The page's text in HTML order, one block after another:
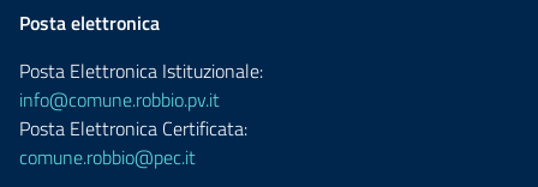
Posta elettronica
Posta Elettronica Istituzionale:
info@comune.robbio.pv.it
Posta Elettronica Certificata:
comune.robbio@pec.it